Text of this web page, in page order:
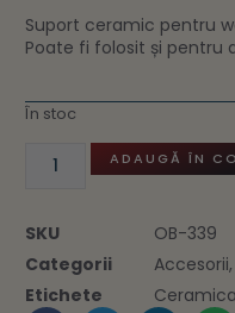
Suport ceramic pentru
Poate fi folosit și pentru
În stoc
ADAUGĂ ÎN
SKU
OB-339
Categorii
Accesorii,
Etichete
Ceramica